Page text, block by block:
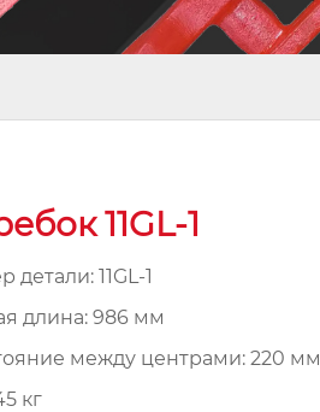
11GL-1
детали: 11GL-1
длина: 986 мм
между центрами: 220 мм
кг